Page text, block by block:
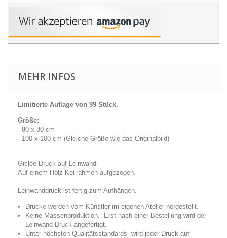
MEHR INFOS
Limitierte Auflage von 99 Stück.
Größe:
- 80 x 80 cm
- 100 x 100 cm (Gleiche Größe wie das Originalbild)
Giclèe-Druck auf Leinwand.
Auf einem Holz-Keilrahmen aufgezogen.
Leinwanddruck ist fertig zum Aufhängen.
Drucke werden vom Künstler im eigenen Atelier hergestellt.
Keine Massenproduktion. Erst nach einer Bestellung wird der
Leinwand-Druck angefertigt.
Unter höchsten Qualitätsstandards wird jeder Druck auf